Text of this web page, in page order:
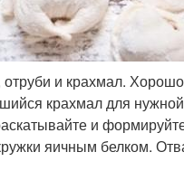
отруби и крахмал.
крахмал для
и
яичным белком.